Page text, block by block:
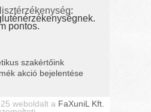
lisztérzékenység:
pontos.
szakértőink
akció bejelentése
weboldalt a FaXuniL Kft.